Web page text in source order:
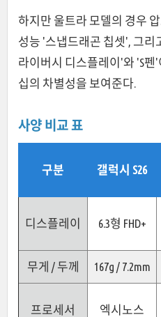
하지만 울트라 모델의 경우
성능 '스냅드래곤 칩셋', 그리
라이버시 디스플레이'와 'S
십의 차별성을 보여준다.
사양 비교 표
구분 갤럭시 S26
디스플레이 6.3형 FHD+
무게 / 두께 167g / 7.2mm
프로세서
엑시노스